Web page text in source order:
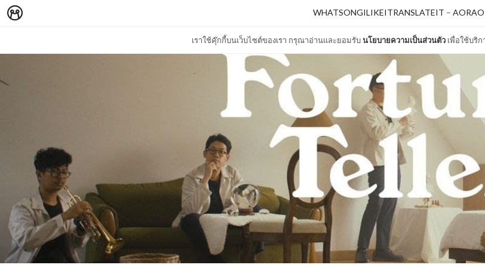
เราใช้คุ๊กกี้บนเว็บไซต์ของเรา กรุณาอ่านและยอมรับนโยบายความเป็นส่วนตัว เพื่อใช้บริก
WHATSONGILIKEITRANSLATEIT –